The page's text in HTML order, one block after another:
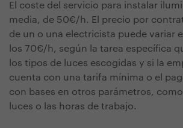
El coste del servicio para instalar
media, de 50€/h. El precio por
de un o una electricista puede variar
los 70€/h, según la tarea específica
los tipos de luces escogidas y si la
cuenta con una tarifa mínima o el
con bases en otros parámetros,
luces o las horas de trabajo.